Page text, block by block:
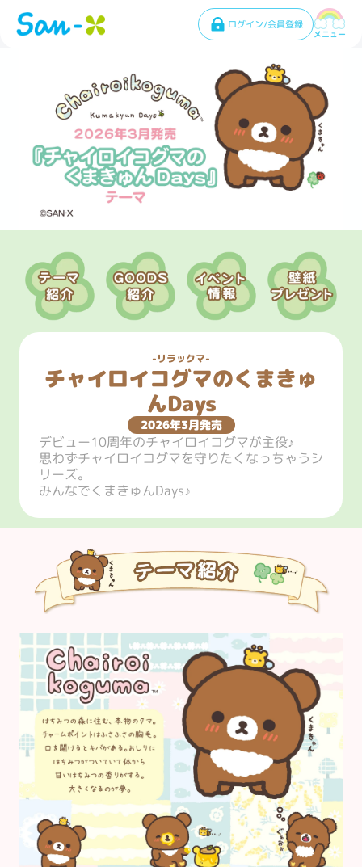
ログイン/会員登録
メニュー
リラックマ
チャイロイコグマのくまきゅ
んDays
2026年3月発売
デビュー10周年のチャイロイコグマが主役♪
思わずチャイロイコグマを守りたくなっちゃうシ
リーズ。
みんなでくまきゅんDays♪